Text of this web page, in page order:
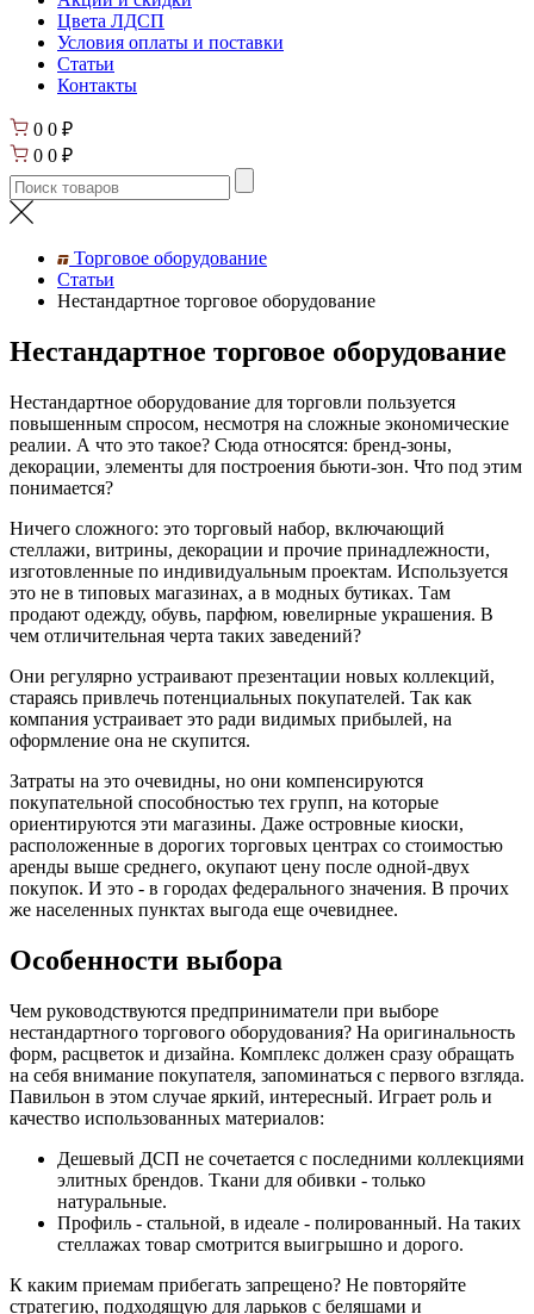
Цвета ЛДСП
Условия оплаты и поставки
Статьи
Контакты
0 0 ₽
0 0 ₽
Торговое оборудование
Статьи
Нестандартное торговое оборудование
Нестандартное торговое оборудование
Нестандартное оборудование для торговли пользуется
повышенным спросом, несмотря на сложные экономические
реалии. А что это такое? Сюда относятся: бренд-зоны,
декорации, элементы для построения бьюти-зон. Что под этим
понимается?
Ничего сложного: это торговый набор, включающий
стеллажи, витрины, декорации и прочие принадлежности,
изготовленные по индивидуальным проектам. Используется
это не в типовых магазинах, а в модных бутиках. Там
продают одежду, обувь, парфюм, ювелирные украшения. В
чем отличительная черта таких заведений?
Они регулярно устраивают презентации новых коллекций,
стараясь привлечь потенциальных покупателей. Так как
компания устраивает это ради видимых прибылей, на
оформление она не скупится.
Затраты на это очевидны, но они компенсируются
покупательной способностью тех групп, на которые
ориентируются эти магазины. Даже островные киоски,
расположенные в дорогих торговых центрах со стоимостью
аренды выше среднего, окупают цену после одной-двух
покупок. И это - в городах федерального значения. В прочих
же населенных пунктах выгода еще очевиднее.
Особенности выбора
Чем руководствуются предприниматели при выборе
нестандартного торгового оборудования? На оригинальность
форм, расцветок и дизайна. Комплекс должен сразу обращать
на себя внимание покупателя, запоминаться с первого взгляда.
Павильон в этом случае яркий, интересный. Играет роль и
качество использованных материалов:
Дешевый ДСП не сочетается с последними коллекциями
элитных брендов. Ткани для обивки - только
натуральные.
Профиль - стальной, в идеале - полированный. На таких
стеллажах товар смотрится выигрышно и дорого.
К каким приемам прибегать запрещено? Не повторяйте
стратегию, подходящую для ларьков с беляшами и